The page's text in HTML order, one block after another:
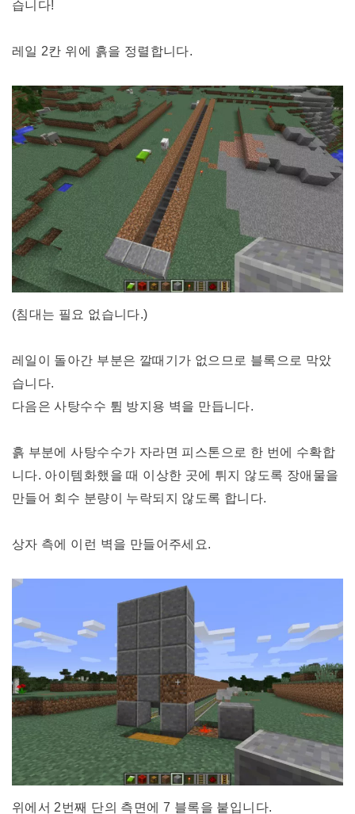
습니다!
레일 2칸 위에 흙을 정렬합니다.
(침대는 필요 없습니다.)
레일이 돌아간 부분은 깔때기가 없으므로 블록으로 막았
습니다.
다음은 사탕수수 튐 방지용 벽을 만듭니다.
흙 부분에 사탕수수가 자라면 피스톤으로 한 번에 수확합
니다. 아이템화했을 때 이상한 곳에 튀지 않도록 장애물을
만들어 회수 분량이 누락되지 않도록 합니다.
상자 측에 이런 벽을 만들어주세요.
위에서 2번째 단의 측면에 7 블록을 붙입니다.